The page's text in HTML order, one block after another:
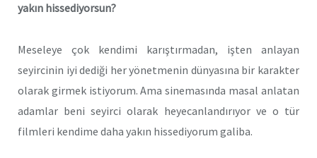
yakın hissediyorsun?
Meseleye çok kendimi karıştırmadan, işten anlayan
seyircinin iyi dediği her yönetmenin dünyasına bir karakter
olarak girmek istiyorum. Ama sinemasında masal anlatan
adamlar beni seyirci olarak heyecanlandırıyor ve o tür
filmleri kendime daha yakın hissediyorum galiba.